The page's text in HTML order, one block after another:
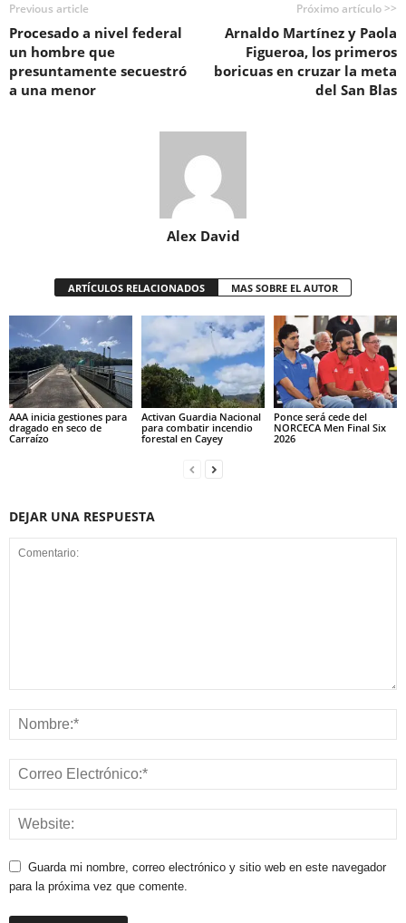
Previous article
Procesado a nivel federal
un hombre que
presuntamente secuestró
a una menor
Próximo artículo >>
Arnaldo Martínez y Paola
Figueroa, los primeros
boricuas en cruzar la meta
del San Blas
Alex David
ARTÍCULOS RELACIONADOS MAS SOBRE EL AUTOR
AAA inicia gestiones para
dragado en seco de
Carraízo
Activan Guardia Nacional
para combatir incendio
forestal en Cayey
Ponce será cede del
NORCECA Men Final Six
2026
DEJAR UNA RESPUESTA
Guarda mi nombre, correo electrónico y sitio web en este navegador
para la próxima vez que comente.